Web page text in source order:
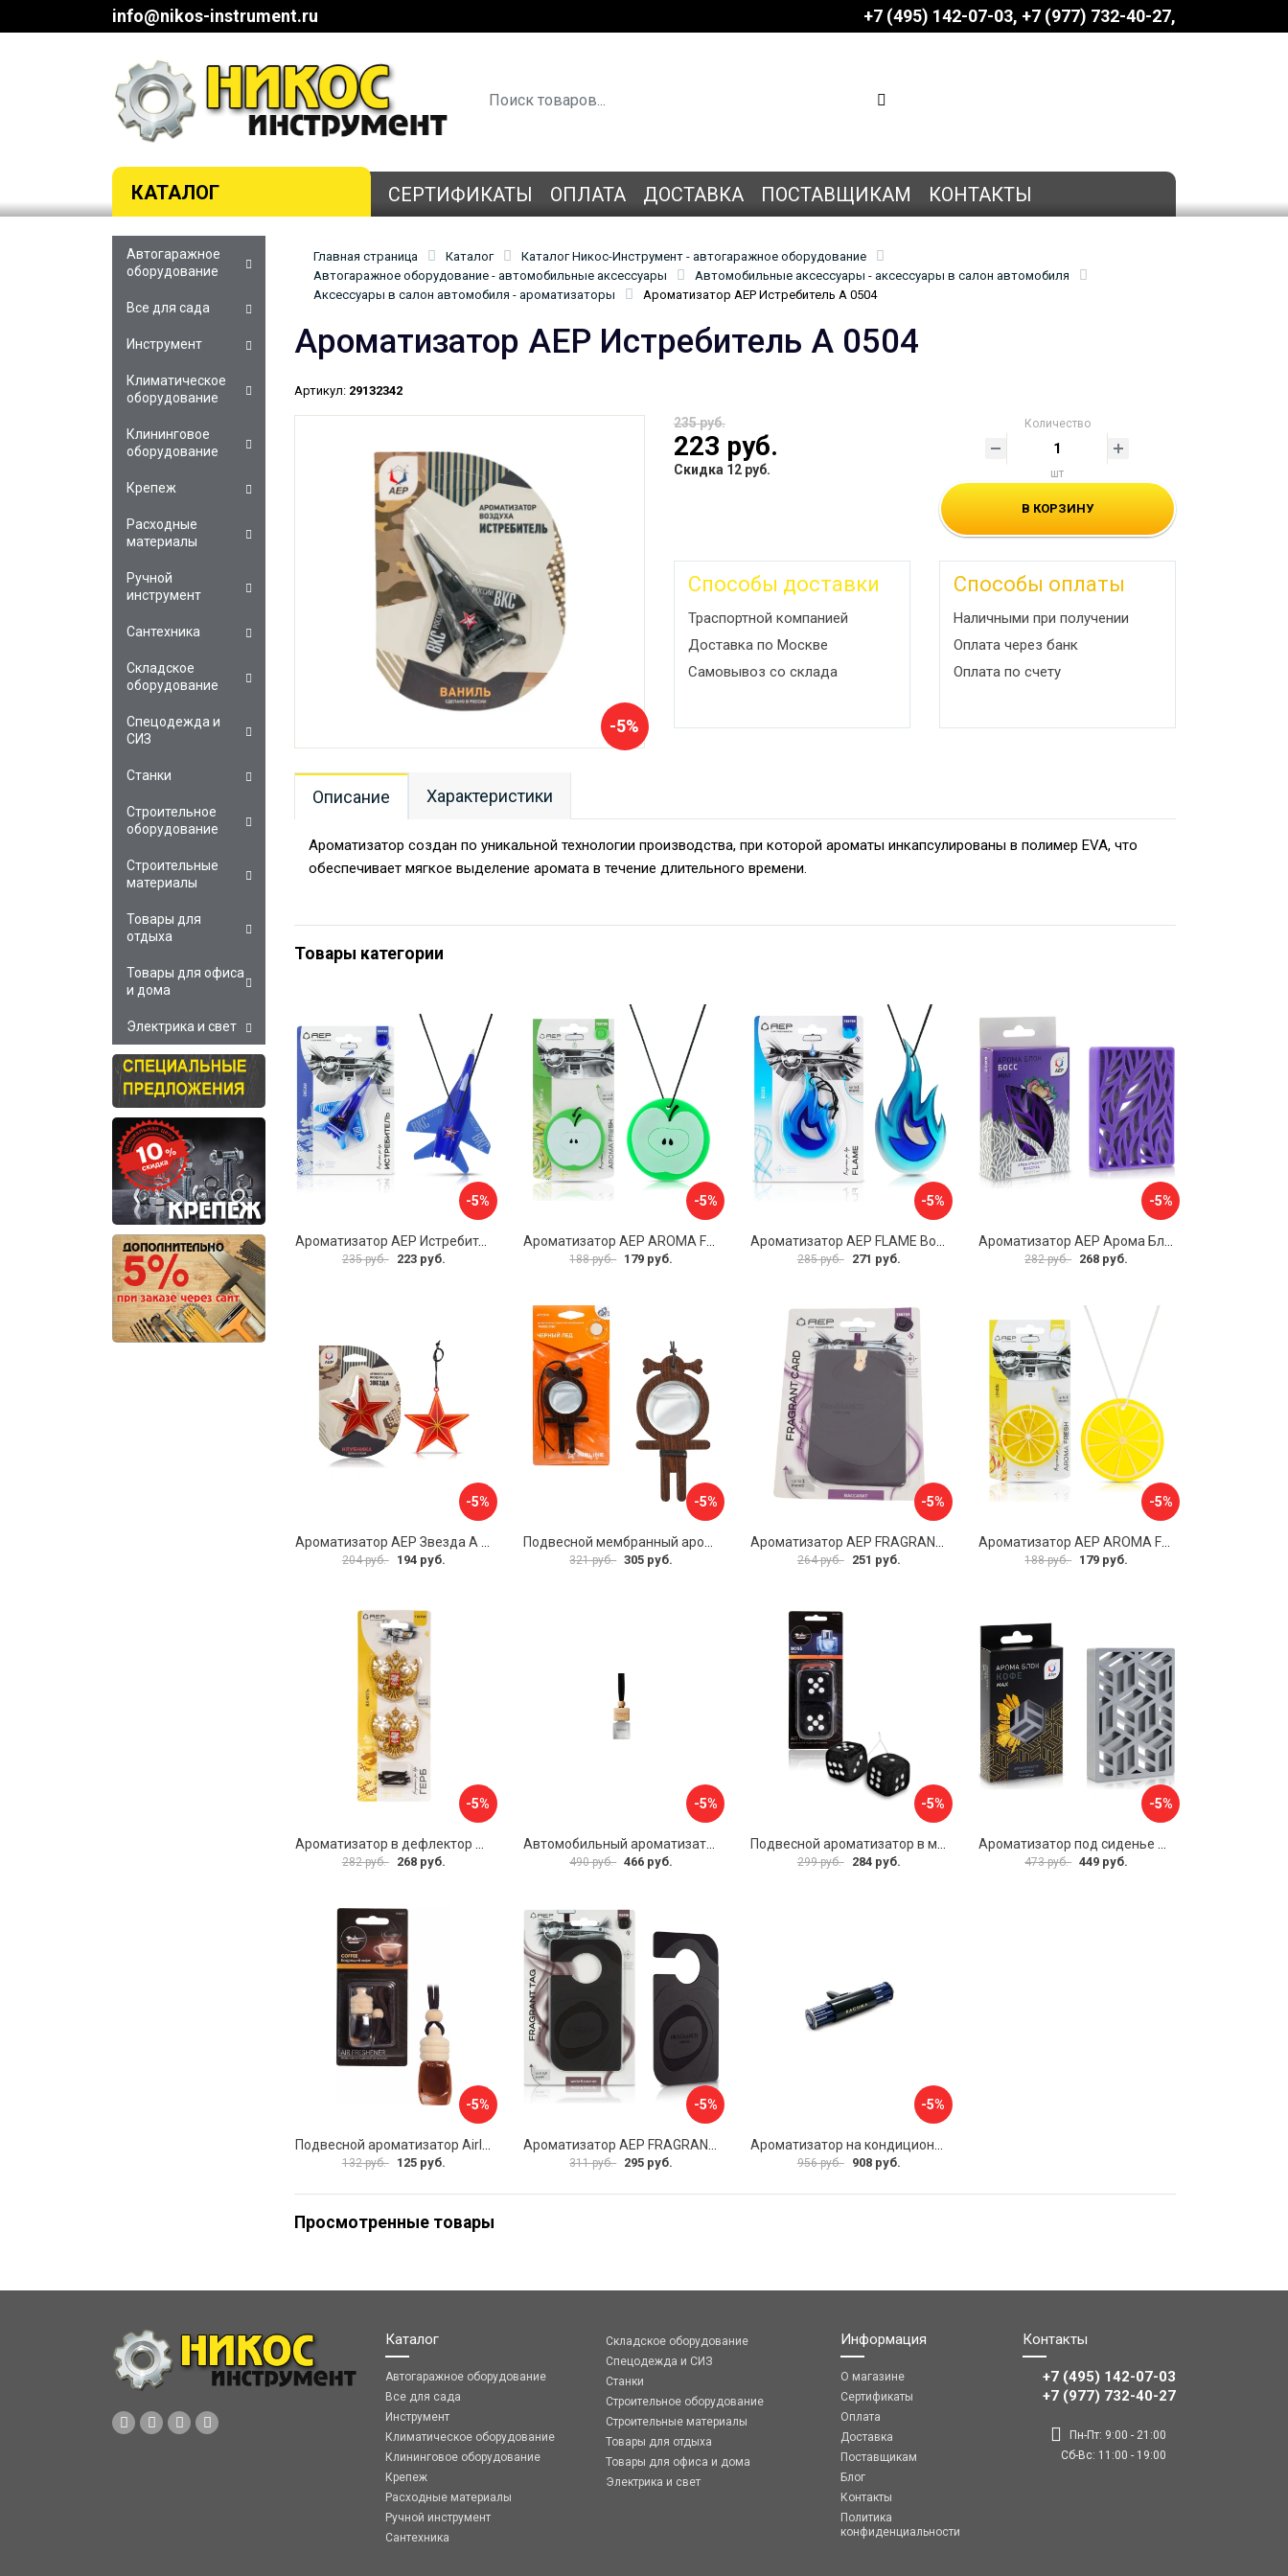
info@nikos-instrument.ru +7 (495) 142-07-03 ‎‎+7 (977) 732-40-27
КАТАЛОГ СЕРТИФИКАТЫ ОПЛАТА ДОСТАВКА ПОСТАВЩИКАМ КОНТАКТЫ
Главная страница Каталог
Каталог Никос-Инструмент - автогаражное оборудование
Автогаражное оборудование - автомобильные аксессуары
Автомобильные аксессуары - аксессуары в салон автомобиля
Аксессуары в салон автомобиля - ароматизаторы
Ароматизатор АЕР Истребитель А 0504
Ароматизатор АЕР Истребитель А 0504
Артикул: 29132342
-5%
235 руб.
223 руб.
Скидка 12 руб.
Количество
шт
В КОРЗИНУ
Способы доставки
Траспортной компанией
Доставка по Москве
Самовывоз со склада
Способы оплаты
Наличными при получении
Оплата через банк
Оплата по счету
Описание Характеристики
Ароматизатор создан по уникальной технологии производства, при которой ароматы инкапсулированы в полимер EVA, что
обеспечивает мягкое выделение аромата в течение длительного времени.
Товары категории
-5%
Ароматизатор АЕР Истребитель А 0503
235 руб. 223 руб.
-5%
Ароматизатор АЕР AROMA FRESH Аpple А 1408
188 руб. 179 руб.
-5%
285 руб. 271 руб.
-5%
282 руб. 268 руб.
-5%
Ароматизатор АЕР Звезда А 0803
204 руб. 194 руб.
-5%
Подвесной мембранный ароматизатор Airline Persona AFPE300
321 руб. 305 руб.
-5%
Ароматизатор АЕР FRAGRANT CARD Baccarat А 6309
264 руб. 251 руб.
-5%
Ароматизатор АЕР AROMA FRESH Lemon А 1403
188 руб. 179 руб.
-5%
282 руб. 268 руб.
-5%
Автомобильный ароматизатор Лаб Фрагранс ЛФ-АП239790-7
490 руб. 466 руб.
-5%
299 руб. 284 руб.
-5%
473 руб. 449 руб.
-5%
132 руб. 125 руб.
-5%
311 руб. 295 руб.
-5%
956 руб. 908 руб.
Просмотренные товары
Автогаражное
оборудование
Все для сада
Инструмент
Климатическое
оборудование
Клининговое
оборудование
Крепеж
Расходные
материалы
Ручной
инструмент
Сантехника
Складское
оборудование
Спецодежда и
СИЗ
Станки
Строительное
оборудование
Строительные
материалы
Товары для
отдыха
Товары для офиса
и дома
Электрика и свет
Каталог
Автогаражное оборудование
Все для сада
Инструмент
Климатическое оборудование
Клининговое оборудование
Крепеж
Расходные материалы
Ручной инструмент
Сантехника
Складское оборудование
Спецодежда и СИЗ
Станки
Строительное оборудование
Строительные материалы
Товары для отдыха
Товары для офиса и дома
Электрика и свет
Информация
О магазине
Сертификаты
Оплата
Доставка
Поставщикам
Блог
Контакты
Политика
конфиденциальности
Контакты
+7 (495) 142-07-03
‎‎+7 (977) 732-40-27
Пн-Пт: 9:00 - 21:00
Сб-Вс: 11:00 - 19:00